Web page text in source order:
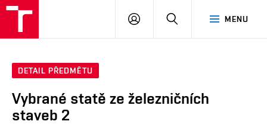
MENU
PŘIHLÁSIT
DETAIL PŘEDMĚTU
Vybrané statě ze železničních
staveb 2